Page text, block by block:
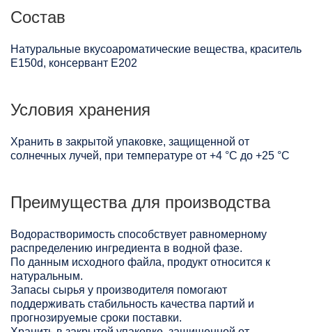
Состав
Натуральные вкусоароматические вещества, краситель
Е150d, консервант Е202
Условия хранения
Хранить в закрытой упаковке, защищенной от
солнечных лучей, при температуре от +4 °C до +25 °C
Преимущества для производства
Водорастворимость способствует равномерному
распределению ингредиента в водной фазе.
По данным исходного файла, продукт относится к
натуральным.
Запасы сырья у производителя помогают
поддерживать стабильность качества партий и
прогнозируемые сроки поставки.